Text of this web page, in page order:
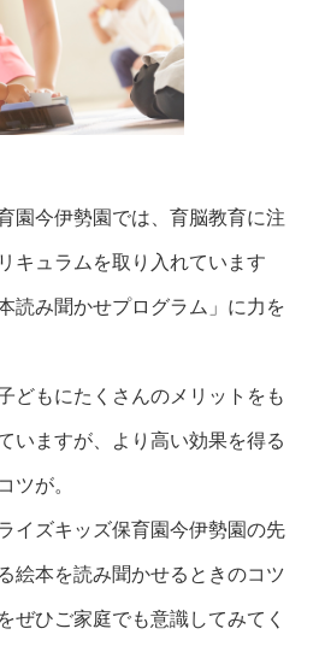
園今伊勢園では、育脳教育に注
キュラムを取り入れています
本読み聞かせプログラム」 に力を
どもにたくさんのメリットをも
いますが、より高い効果を得る
ツが。
イズキッズ保育園今伊勢園の先
絵本を読み聞かせるときのコツ
ぜひご家庭でも意識してみてく